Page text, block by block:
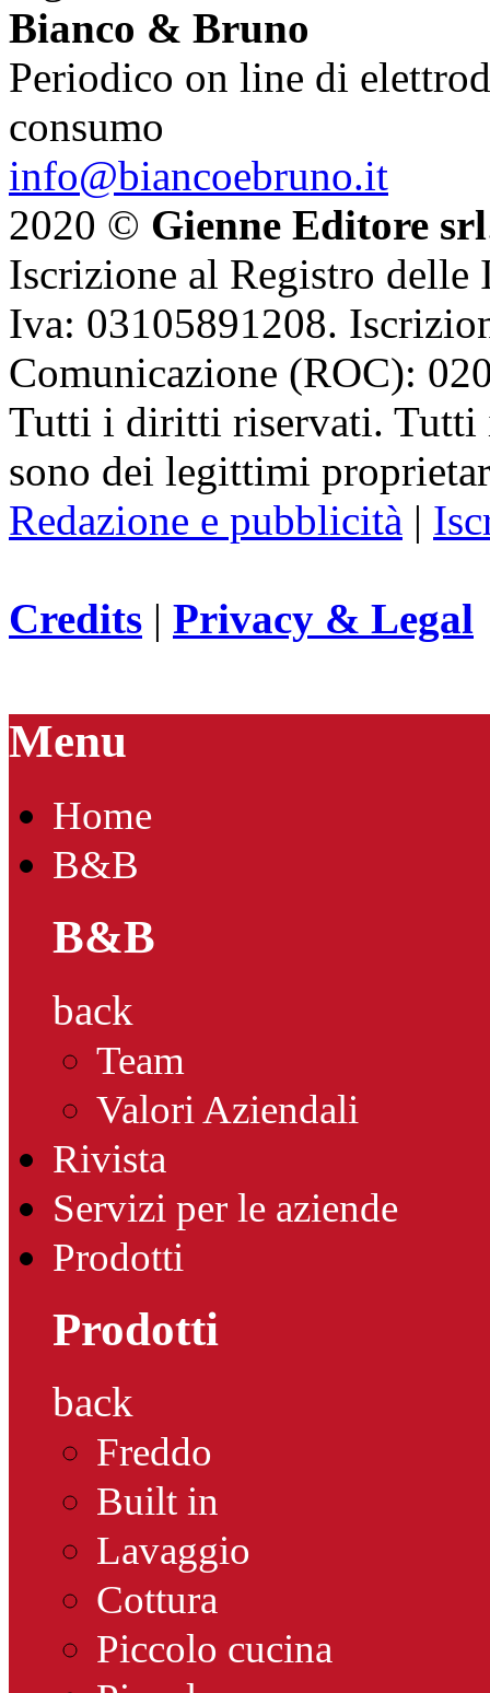
Bianco & Bruno
Periodico on line di
consumo
info@biancoebruno.it
2020 © Gienne Editore srl
Iscrizione al Registro delle
Iva: 03105891208.
Comunicazione (ROC):
Tutti i diritti riservati. Tutti
sono dei legittimi
Redazione e pubblicità |
Credits | Privacy & Legal
Menu
Home
B&B
B&B
back
Team
Valori Aziendali
Rivista
Servizi per le aziende
Prodotti
Prodotti
back
Freddo
Built in
Lavaggio
Cottura
Piccolo cucina